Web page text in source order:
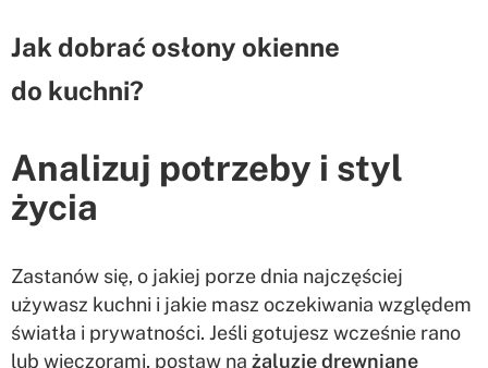
Jak dobrać osłony okienne
do kuchni?
Analizuj potrzeby i styl
życia
Zastanów się, o jakiej porze dnia najczęściej
używasz kuchni i jakie masz oczekiwania względem
światła i prywatności. Jeśli gotujesz wcześnie rano
lub wieczorami, postaw na żaluzje drewniane